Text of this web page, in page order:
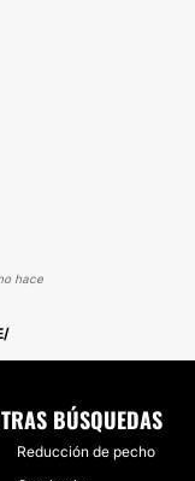
hace
BÚSQUEDAS
Reducción de pecho